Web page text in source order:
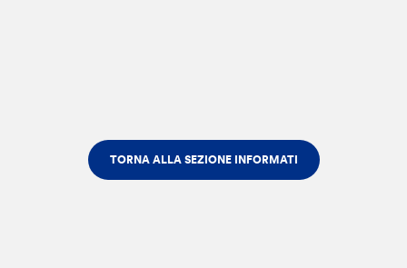
TORNA ALLA SEZIONE INFORMATI